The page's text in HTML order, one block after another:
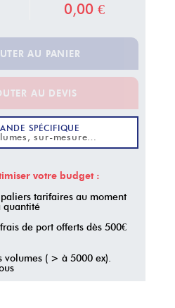
0,00 €
AU PANIER
AU DEVIS
sur-mesure…
votre budget :
paliers tarifairesau moment
quantité
frais de port offertsdès 500€
volumes ( > à 5000 ex).